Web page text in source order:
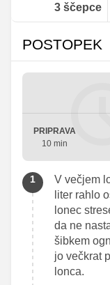
3ščepce
POSTOPEK
PRIPRAVA
10 min
V večjem
liter rahlo
lonec
da ne
šibkem
jo večkrat
lonca.